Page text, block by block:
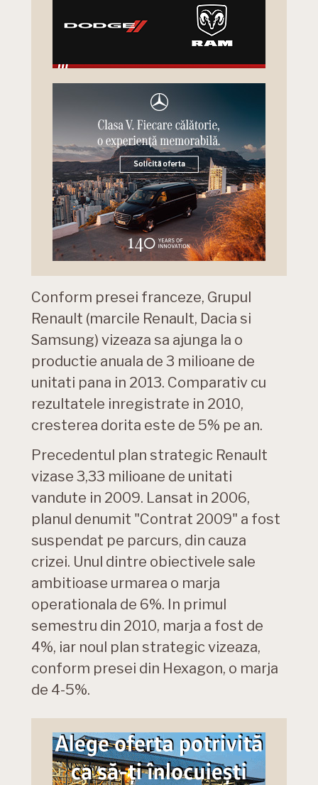
Conform presei franceze, Grupul
Renault (marcile Renault, Dacia si
Samsung) vizeaza sa ajunga la o
productie anuala de 3 milioane de
unitati pana in 2013. Comparativ cu
rezultatele inregistrate in 2010,
cresterea dorita este de 5% pe an.
Precedentul plan strategic Renault
vizase 3,33 milioane de unitati
vandute in 2009. Lansat in 2006,
planul denumit "Contrat 2009" a fost
suspendat pe parcurs, din cauza
crizei. Unul dintre obiectivele sale
ambitioase urmarea o marja
operationala de 6%. In primul
semestru din 2010, marja a fost de
4%, iar noul plan strategic vizeaza,
conform presei din Hexagon, o marja
de 4-5%.